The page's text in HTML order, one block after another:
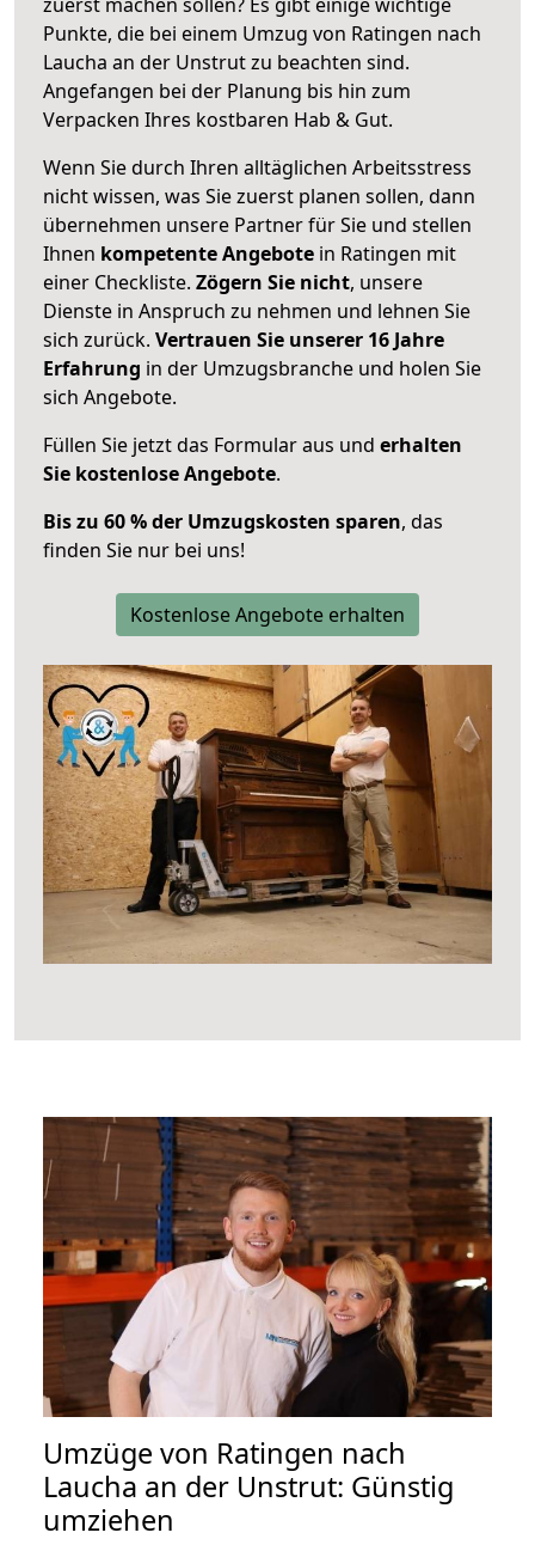
Punkte, die bei einem Umzug von Ratingen nach
Laucha an der Unstrut zu beachten sind.
Angefangen bei der Planung bis hin zum
Verpacken Ihres kostbaren Hab & Gut.
Wenn Sie durch Ihren alltäglichen Arbeitsstress
nicht wissen, was Sie zuerst planen sollen, dann
übernehmen unsere Partner für Sie und stellen
Ihnen kompetente Angebote in Ratingen mit
einer Checkliste. Zögern Sie nicht, unsere
Dienste in Anspruch zu nehmen und lehnen Sie
sich zurück. Vertrauen Sie unserer 16 Jahre
Erfahrung in der Umzugsbranche und holen Sie
sich Angebote.
Füllen Sie jetzt das Formular aus und erhalten
Sie kostenlose Angebote.
Bis zu 60 % der Umzugskosten sparen, das
finden Sie nur bei uns!
Kostenlose Angebote erhalten
Umzüge von Ratingen nach
Laucha an der Unstrut: Günstig
umziehen